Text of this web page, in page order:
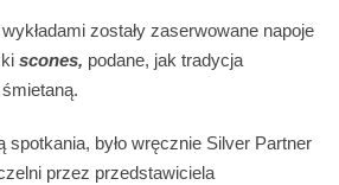
zostały zaserwowane napoje
scones, podane, jak tradycja
spotkania, było wręcznie Silver Partner
przez przedstawiciela